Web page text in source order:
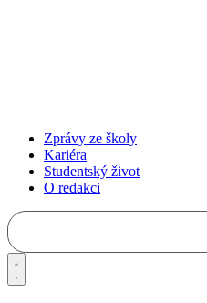
Zprávy ze školy
Kariéra
Studentský život
O redakci